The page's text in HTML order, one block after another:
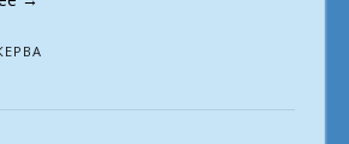
профессию,
заработать,